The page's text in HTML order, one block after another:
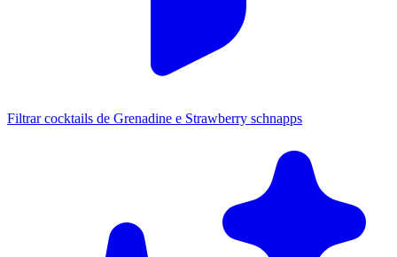
Filtrar cocktails de Grenadine e Strawberry schnapps